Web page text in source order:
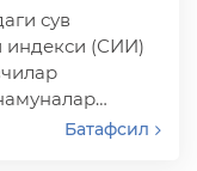
сув
индекси (СИИ)
Батафсил